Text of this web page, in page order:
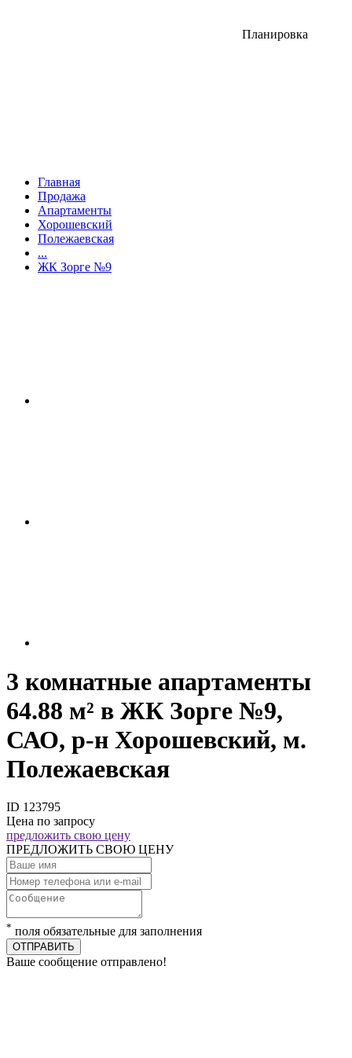
Планировка
Главная
Продажа
Апартаменты
Хорошевский
Полежаевская
...
ЖК Зорге №9
3 комнатные апартаменты
64.88 м² в ЖК Зорге №9,
САО, р-н Хорошевский, м.
Полежаевская
ID 123795
Цена по запросу
предложить свою цену
ПРЕДЛОЖИТЬ СВОЮ ЦЕНУ
* поля обязательные для заполнения
ОТПРАВИТЬ
Ваше сообщение отправлено!